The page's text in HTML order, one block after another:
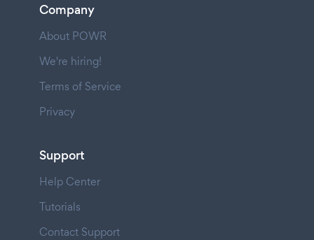
Company
About POWR
We're hiring!
Terms of Service
Privacy
Support
Help Center
Tutorials
Contact Support